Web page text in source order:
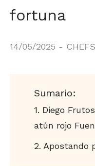
fortuna
14/05/2025 - CHEFS
Sumario:
Diego
atún rojo
Apostando